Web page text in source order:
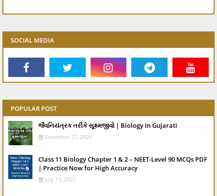
SOCIAL MEDIA
POPULAR POST
જૈવનિયંત્રક તરીકે સૂક્ષ્મજીવો | Biology In Gujarati
December 27, 2020
Class 11 Biology Chapter 1 & 2 – NEET-Level 90 MCQs PDF
| Practice Now for High Accuracy
July 13, 2025